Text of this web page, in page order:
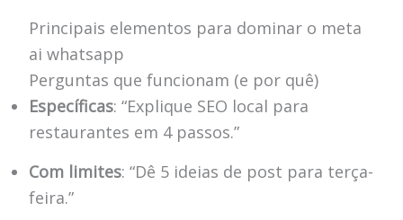
Principais elementos para dominar o meta
ai whatsapp
Perguntas que funcionam (e por quê)
Específicas: “Explique SEO local para
restaurantes em 4 passos.”
Com limites: “Dê 5 ideias de post para terça-
feira.”